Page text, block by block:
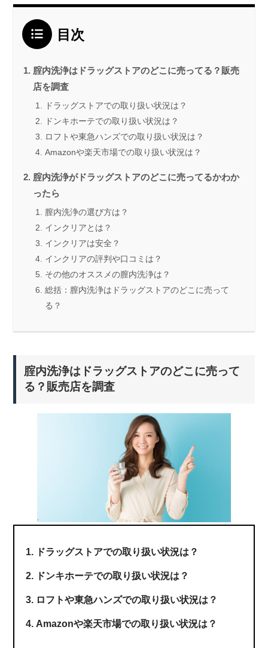
目次
腟内洗浄はドラッグストアのどこに売ってる？販売
店を調査
ドラッグストアでの取り扱い状況は？
ドンキホーテでの取り扱い状況は？
ロフトや東急ハンズでの取り扱い状況は？
Amazonや楽天市場での取り扱い状況は？
腟内洗浄がドラッグストアのどこに売ってるかわか
ったら
膣内洗浄の選び方は？
インクリアとは？
インクリアは安全？
インクリアの評判や口コミは？
その他のオススメの膣内洗浄は？
総括：膣内洗浄はドラッグストアのどこに売って
る？
腟内洗浄はドラッグストアのどこに売って
る？販売店を調査
ドラッグストアでの取り扱い状況は？
ドンキホーテでの取り扱い状況は？
ロフトや東急ハンズでの取り扱い状況は？
Amazonや楽天市場での取り扱い状況は？